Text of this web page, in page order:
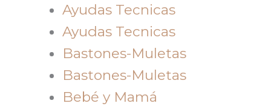
Ayudas Tecnicas
Ayudas Tecnicas
Bastones-Muletas
Bastones-Muletas
Bebé y Mamá